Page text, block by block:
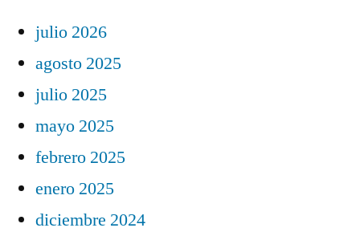
julio 2026
agosto 2025
julio 2025
mayo 2025
febrero 2025
enero 2025
diciembre 2024